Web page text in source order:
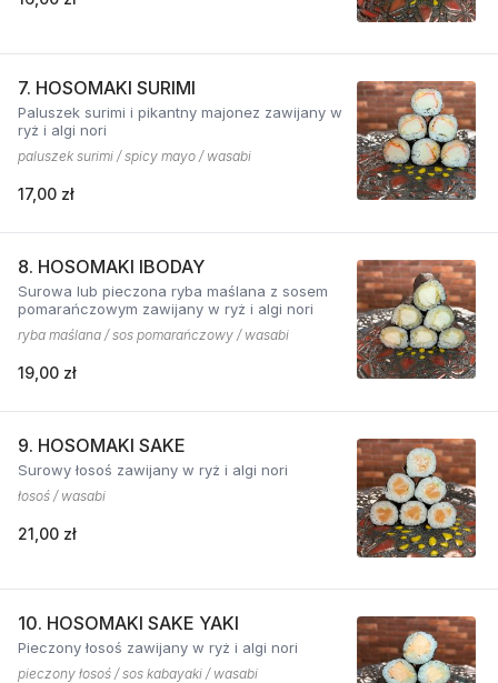
7. HOSOMAKI SURIMI
Paluszek surimi i pikantny majonez zawijany w
ryż i algi nori
paluszek surimi / spicy mayo / wasabi
17,00 zł
8. HOSOMAKI IBODAY
Surowa lub pieczona ryba maślana z sosem
pomarańczowym zawijany w ryż i algi nori
ryba maślana / sos pomarańczowy / wasabi
19,00 zł
9. HOSOMAKI SAKE
Surowy łosoś zawijany w ryż i algi nori
łosoś / wasabi
21,00 zł
10. HOSOMAKI SAKE YAKI
Pieczony łosoś zawijany w ryż i algi nori
pieczony łosoś / sos kabayaki / wasabi